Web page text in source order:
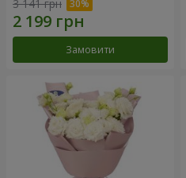
3 141 грн
Замовити